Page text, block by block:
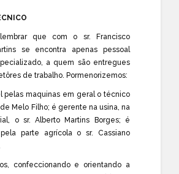
que com o sr. Francisco
se encontra apenas pessoal
a quem são entregues
de trabalho. Pormenorizemos:
pelas maquinas em geral o técnico
de Melo Filho; é gerente na usina, na
o sr. Alberto Martins Borges; é
parte agrícola o sr. Cassiano
confeccionando e orientando a